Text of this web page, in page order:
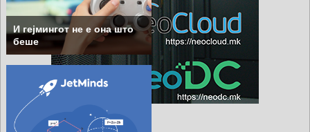
И гејмингот не е она што
беше